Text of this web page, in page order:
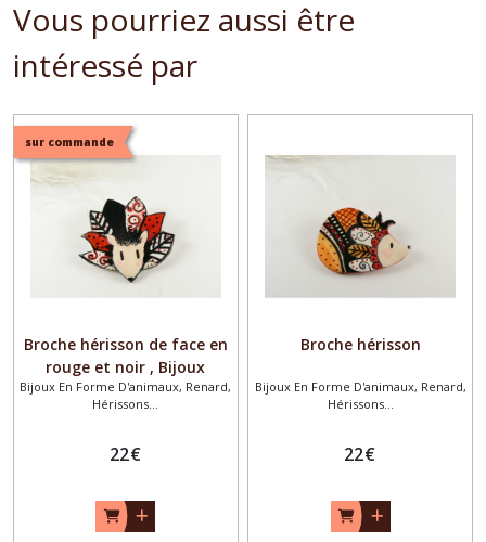
Vous pourriez aussi être
intéressé par
sur commande
Broche hérisson de face en
rouge et noir , Bijoux
hérisson
Bijoux En Forme D'animaux, Renard,
Hérissons...
22€
Broche hérisson
Bijoux En Forme D'animaux, Renard,
Hérissons...
22€